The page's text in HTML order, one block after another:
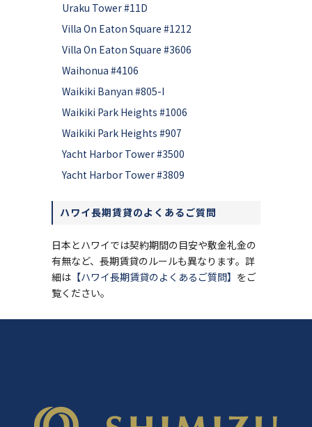
Uraku Tower #11D
Villa On Eaton Square #1212
Villa On Eaton Square #3606
Waihonua #4106
Waikiki Banyan #805-I
Waikiki Park Heights #1006
Waikiki Park Heights #907
Yacht Harbor Tower #3500
Yacht Harbor Tower #3809
ハワイ長期賃貸のよくあるご質問
日本とハワイでは契約期間の目安や敷金礼金の
有無など、長期賃貸のルールも異なります。詳
細は 【ハワイ長期賃貸のよくあるご質問】 をご
覧ください。